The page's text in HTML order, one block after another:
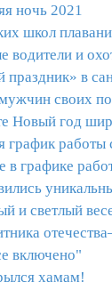
ночь 2021
школ
водители и
праздник» в
своих
Новый год
работы
графике
и светлый
включено"
хамам!